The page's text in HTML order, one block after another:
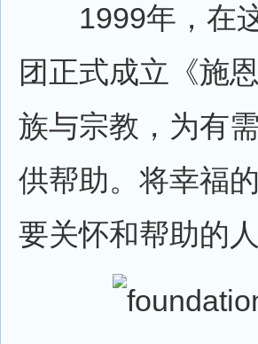
1999年，在这
团正式成立《施
族与宗教，为有
供帮助。将幸福
要关怀和帮助的